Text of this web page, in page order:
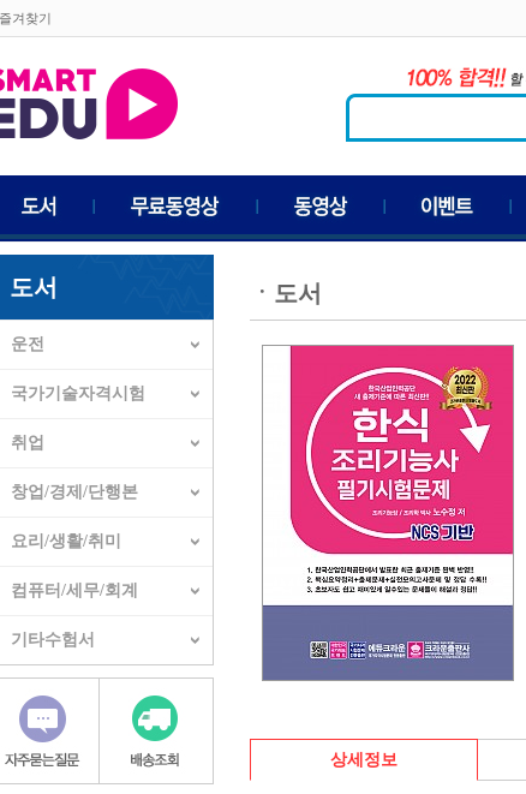
즐겨찾기
도서
운전
국가기술자격시험
취업
창업/경제/단행본
요리/생활/취미
컴퓨터/세무/회계
기타수험서
ㆍ 도서
상세정보